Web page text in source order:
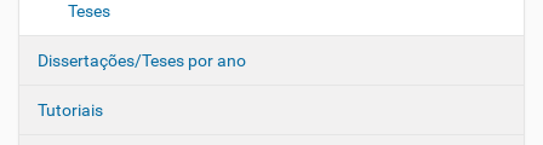
Teses
Dissertações/Teses por ano
Tutoriais